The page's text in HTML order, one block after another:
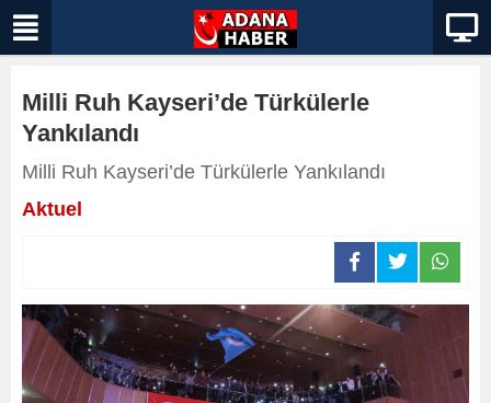
Milli Ruh Kayseri’de Türkülerle
Yankılandı
Milli Ruh Kayseri’de Türkülerle Yankılandı
Aktuel